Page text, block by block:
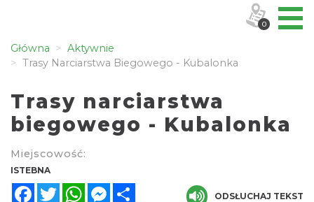
Główna
Aktywnie
Trasy Narciarstwa Biegowego - Kubalonka
Trasy narciarstwa
biegowego - Kubalonka
Miejscowość:
ISTEBNA
FacebookTwitterWhatsAppMessenger
ODSŁUCHAJ TEKST
0